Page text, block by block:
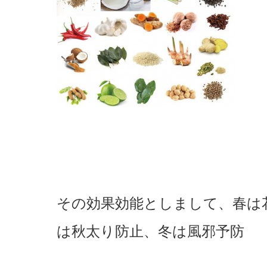
その効果効能としまして、春
は秋太り防止、冬は風邪予防